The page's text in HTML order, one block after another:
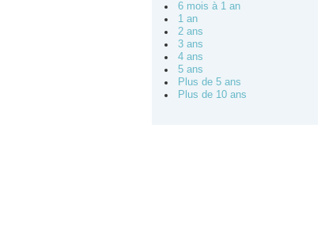
6 mois à 1 an
1 an
2 ans
3 ans
4 ans
5 ans
Plus de 5 ans
Plus de 10 ans